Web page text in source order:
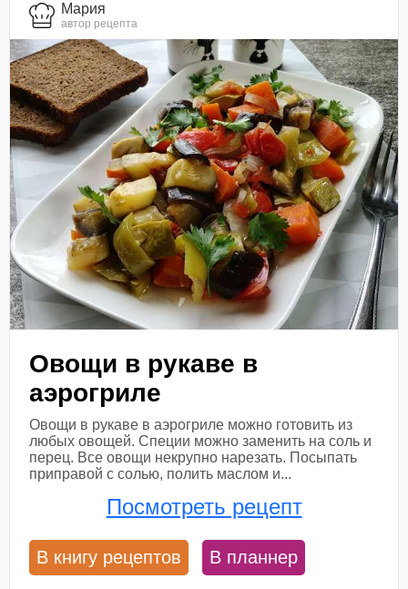
Мария
автор рецепта
Овощи в рукаве в
аэрогриле
Овощи в рукаве в аэрогриле можно готовить из
любых овощей. Специи можно заменить на соль и
перец. Все овощи некрупно нарезать. Посыпать
приправой с солью, полить маслом и...
Посмотреть рецепт
В книгу рецептов В планнер